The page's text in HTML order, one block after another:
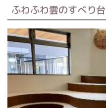
ふわふわ雲のすべり台